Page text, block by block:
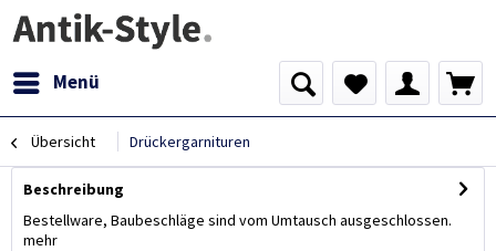
Menü
Übersicht Drückergarnituren
Beschreibung
Bestellware, Baubeschläge sind vom Umtausch ausgeschlossen.
mehr